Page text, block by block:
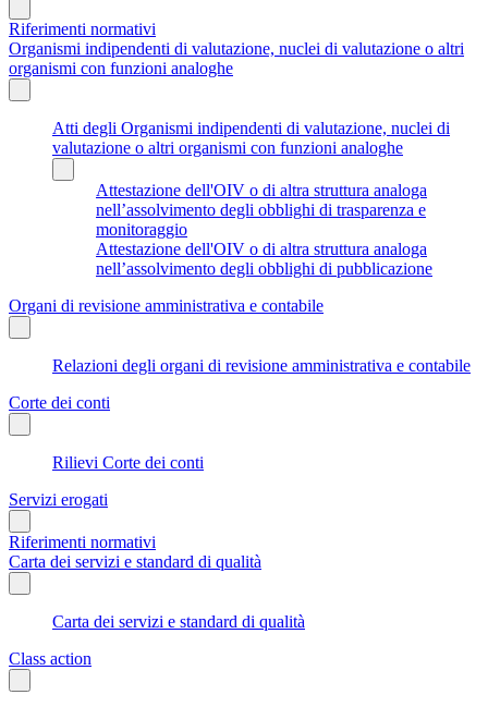
Riferimenti normativi
Organismi indipendenti di valutazione, nuclei di valutazione o altri
organismi con funzioni analoghe
Atti degli Organismi indipendenti di valutazione, nuclei di
valutazione o altri organismi con funzioni analoghe
Attestazione dell'OIV o di altra struttura analoga
nell’assolvimento degli obblighi di trasparenza e
monitoraggio
Attestazione dell'OIV o di altra struttura analoga
nell’assolvimento degli obblighi di pubblicazione
Organi di revisione amministrativa e contabile
Relazioni degli organi di revisione amministrativa e contabile
Corte dei conti
Rilievi Corte dei conti
Servizi erogati
Riferimenti normativi
Carta dei servizi e standard di qualità
Carta dei servizi e standard di qualità
Class action